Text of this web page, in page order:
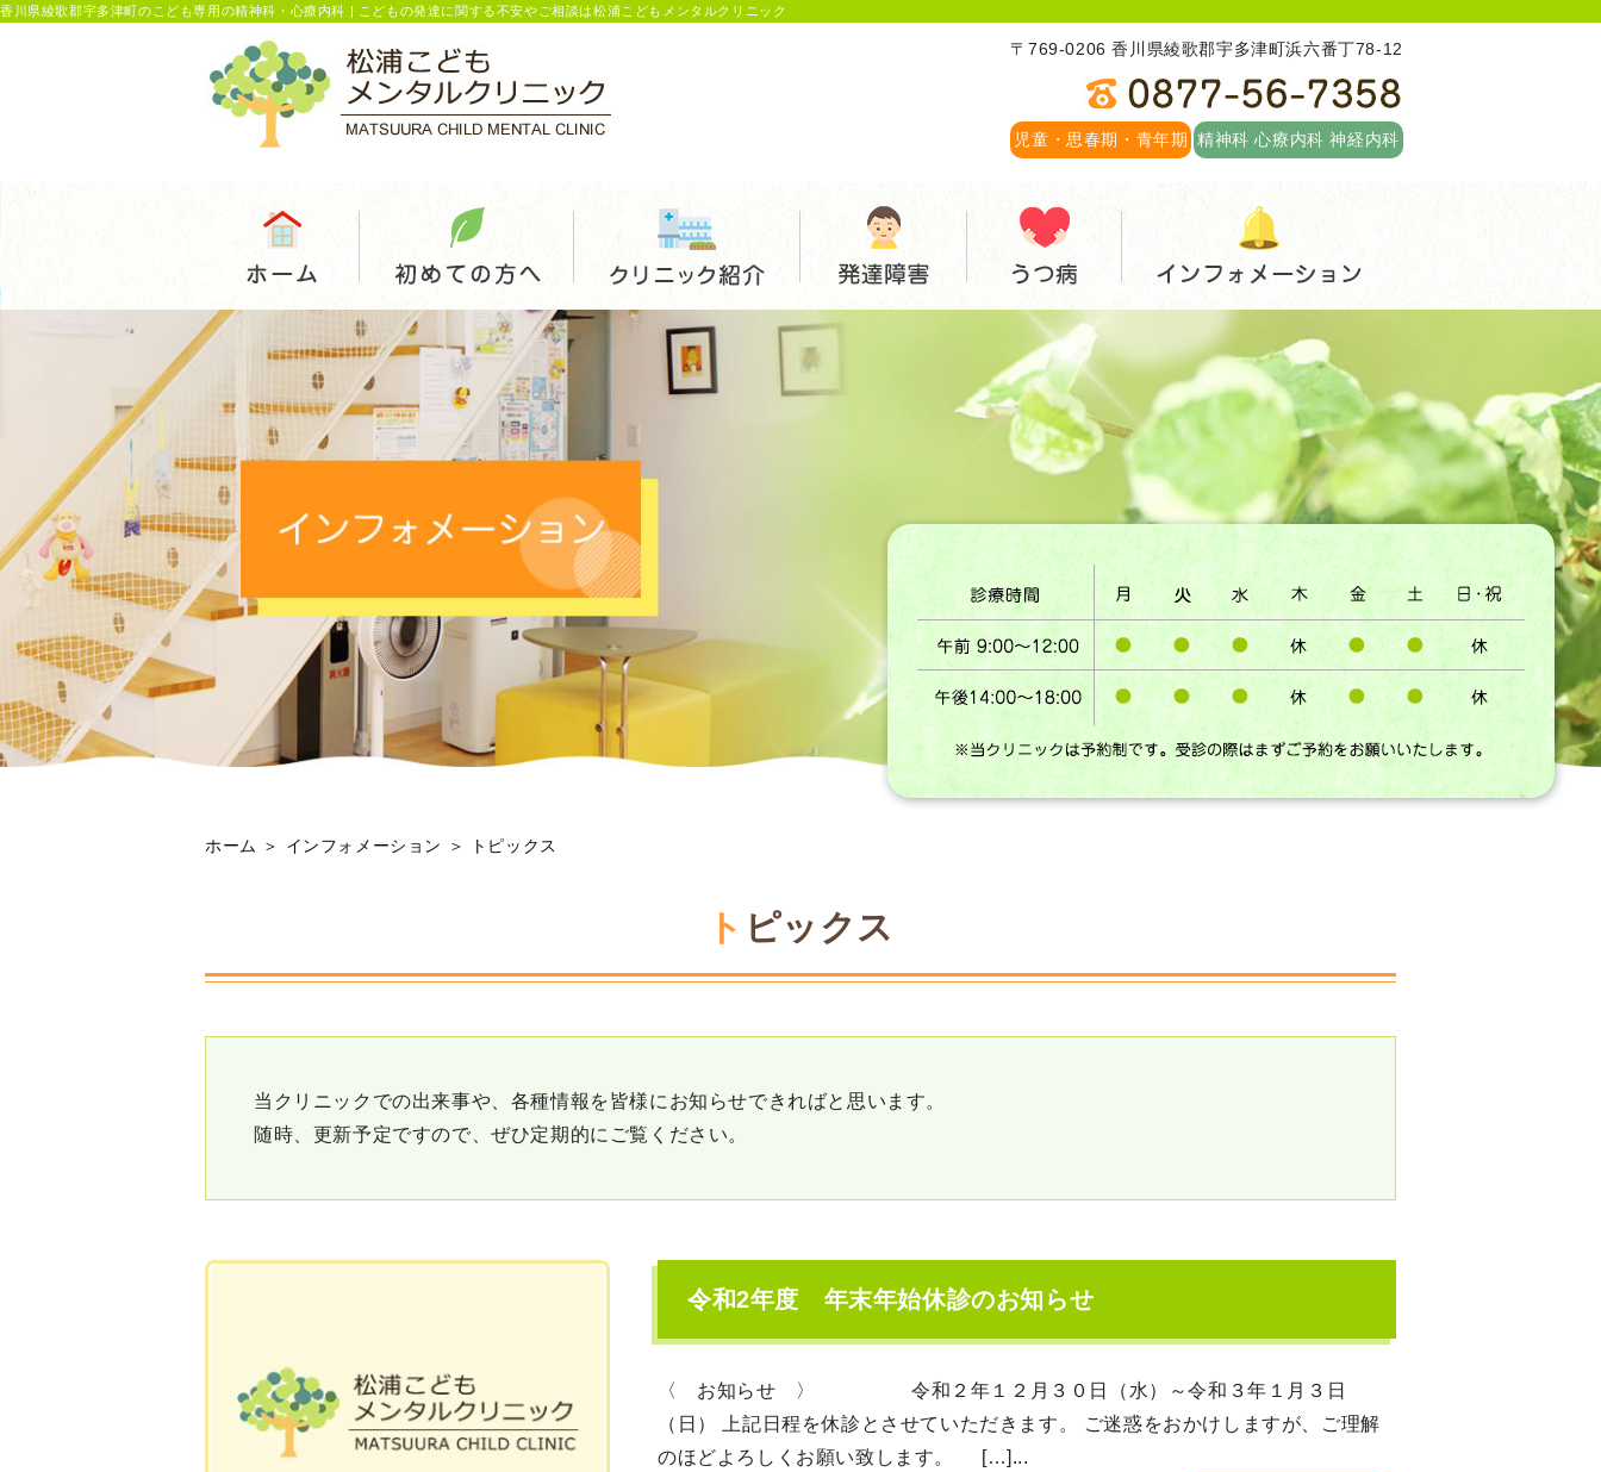
香川県綾歌郡宇多津町のこども専用の精神科・心療内科 | こどもの発達に関する不安やご相談は松浦こどもメンタルクリニック
〒769-0206 香川県綾歌郡宇多津町浜六番丁78-12
児童・思春期・青年期 精神科 心療内科 神経内科
ホーム ＞ インフォメーション ＞ トピックス
トピックス
当クリニックでの出来事や、各種情報を皆様にお知らせできればと思います。
随時、更新予定ですので、ぜひ定期的にご覧ください。
令和2年度 年末年始休診のお知らせ
〈 お知らせ 〉 令和２年１２月３０日（水）～令和３年１月３日
（日） 上記日程を休診とさせていただきます。 ご迷惑をおかけしますが、ご理解
のほどよろしくお願い致します。 […]...